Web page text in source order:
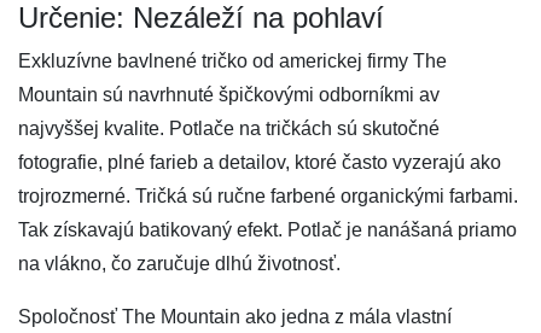
Určenie: Nezáleží na pohlaví
Exkluzívne bavlnené tričko od americkej firmy The
Mountain sú navrhnuté špičkovými odborníkmi av
najvyššej kvalite. Potlače na tričkách sú skutočné
fotografie, plné farieb a detailov, ktoré často vyzerajú ako
trojrozmerné. Tričká sú ručne farbené organickými farbami.
Tak získavajú batikovaný efekt. Potlač je nanášaná priamo
na vlákno, čo zaručuje dlhú životnosť.
Spoločnosť The Mountain ako jedna z mála vlastní